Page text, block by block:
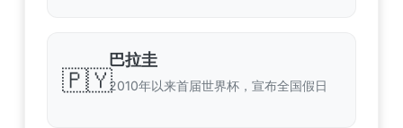
🇵🇾
巴拉圭
2010年以来首届世界杯，宣布全国假日